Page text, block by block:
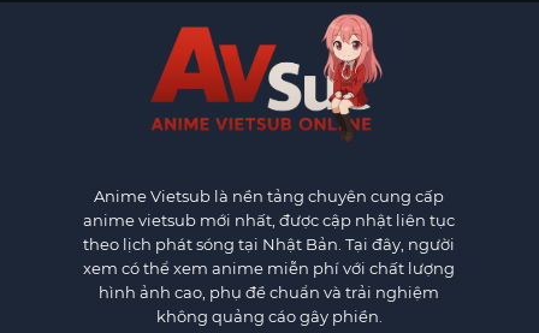
Anime Vietsub là nền tảng chuyên cung cấp
anime vietsub mới nhất, được cập nhật liên tục
theo lịch phát sóng tại Nhật Bản. Tại đây, người
xem có thể xem anime miễn phí với chất lượng
hình ảnh cao, phụ đề chuẩn và trải nghiệm
không quảng cáo gây phiền.